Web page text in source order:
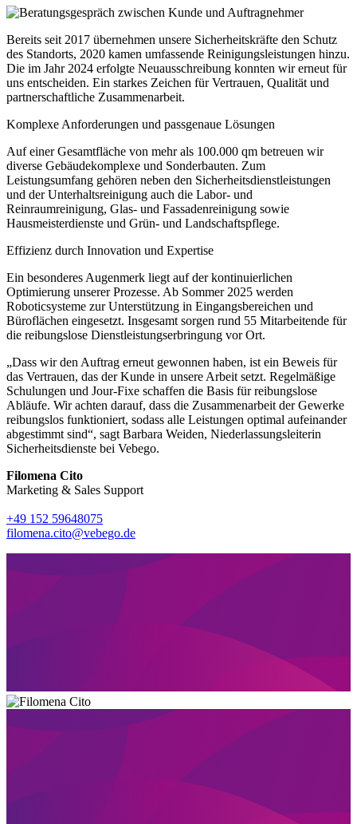
Bereits seit 2017 übernehmen unsere Sicherheitskräfte den Schutz
des Standorts, 2020 kamen umfassende Reinigungsleistungen hinzu.
Die im Jahr 2024 erfolgte Neuausschreibung konnten wir erneut für
uns entscheiden. Ein starkes Zeichen für Vertrauen, Qualität und
partnerschaftliche Zusammenarbeit.
Komplexe Anforderungen und passgenaue Lösungen
Auf einer Gesamtfläche von mehr als 100.000 qm betreuen wir
diverse Gebäudekomplexe und Sonderbauten. Zum
Leistungsumfang gehören neben den Sicherheitsdienstleistungen
und der Unterhaltsreinigung auch die Labor- und
Reinraumreinigung, Glas- und Fassadenreinigung sowie
Hausmeisterdienste und Grün- und Landschaftspflege.
Effizienz durch Innovation und Expertise
Ein besonderes Augenmerk liegt auf der kontinuierlichen
Optimierung unserer Prozesse. Ab Sommer 2025 werden
Roboticsysteme zur Unterstützung in Eingangsbereichen und
Büroflächen eingesetzt. Insgesamt sorgen rund 55 Mitarbeitende für
die reibungslose Dienstleistungserbringung vor Ort.
„Dass wir den Auftrag erneut gewonnen haben, ist ein Beweis für
das Vertrauen, das der Kunde in unsere Arbeit setzt. Regelmäßige
Schulungen und Jour-Fixe schaffen die Basis für reibungslose
Abläufe. Wir achten darauf, dass die Zusammenarbeit der Gewerke
reibungslos funktioniert, sodass alle Leistungen optimal aufeinander
abgestimmt sind“, sagt Barbara Weiden, Niederlassungsleiterin
Sicherheitsdienste bei Vebego.
Filomena Cito
Marketing & Sales Support
+49 152 59648075
filomena.cito@vebego.de